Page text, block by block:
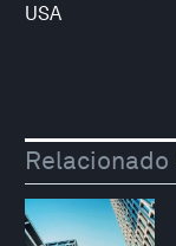
USA
Relacionado